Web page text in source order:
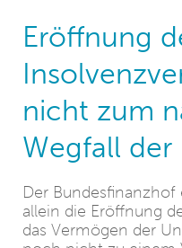
Eröffnung
nicht zum
Wegfall der
Der Bundesfinanzhof
allein die Eröffnung
das Vermögen der